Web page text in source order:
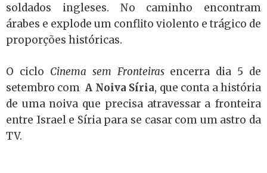
soldados ingleses. No caminho encontram
árabes e explode um conflito violento e trágico de
proporções históricas.
O ciclo Cinema sem Fronteirasencerra dia 5 de
setembro comA Noiva Síria, que conta a história
de uma noiva que precisa atravessar a fronteira
entre Israel e Síria para se casar com um astro da
TV.